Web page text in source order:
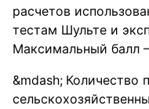
расчетов
тестам Шульте и
Максимальный балл
Количество